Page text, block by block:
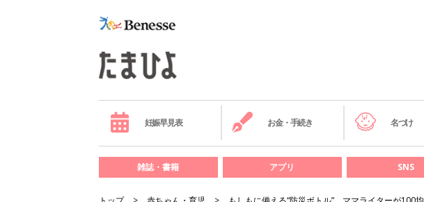
妊娠早見表 お金・手続き 名づけ
雑誌・書籍 アプリ SNS